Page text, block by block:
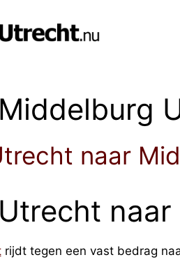
naar
rijdt tegen een vast bedrag